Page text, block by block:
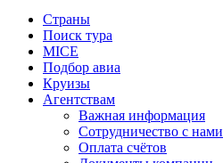
Страны
Поиск тура
MICE
Подбор авиа
Круизы
Агентствам
Важная информация
Сотрудничество с нами
Оплата счётов